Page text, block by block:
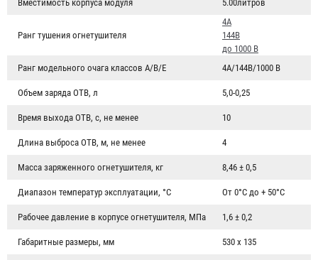
Вместимость корпуса модуля 5.00литров
Ранг тушения огнетушителя
4А
144В
до 1000 В
Ранг модельного очага классов А/В/Е
4А/144В/1000 В
Объем заряда ОТВ, л 5,0-0,25
Время выхода ОТВ, с, не менее 10
Длина выброса ОТВ, м, не менее 4
Масса заряженного огнетушителя, кг 8,46 ± 0,5
Диапазон температур эксплуатации, °С От 0°С до + 50°С
Рабочее давление в корпусе огнетушителя, МПа 1,6 ± 0,2
Габаритные размеры, мм 530 х 135